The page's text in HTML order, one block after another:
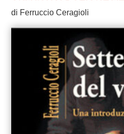
di Ferruccio Ceragioli